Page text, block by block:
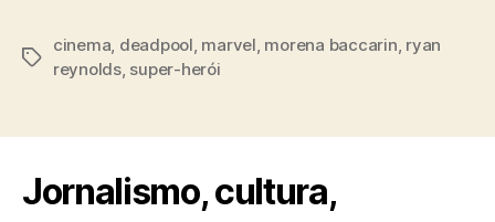
Tags
cinema, deadpool, marvel, morena baccarin, ryan
reynolds, super-herói
Jornalismo, cultura,